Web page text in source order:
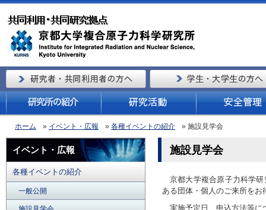
ホーム » イベント・広報 » 各種イベントの紹介 » 施設見学会
イベント・広報
各種イベントの紹介
一般公開
施設見学会
京都大学複合原子力科学
ある団体・個人のご来所をお
実施予定日、申込方法等に